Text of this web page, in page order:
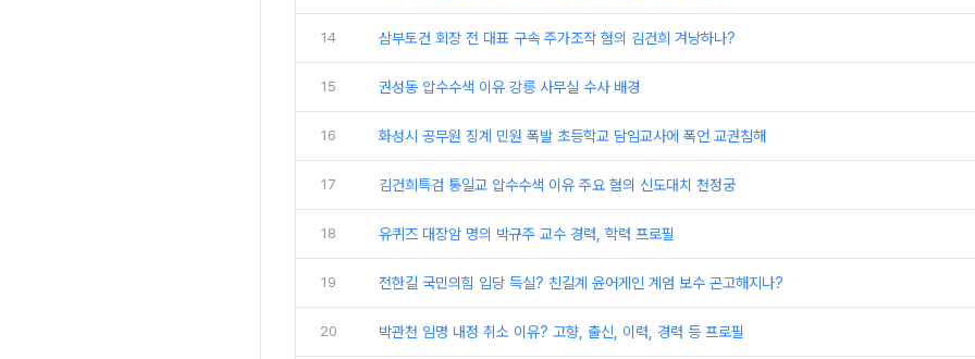
14 삼부토건 회장 전 대표 구속 주가조작 혐의 김건희 겨낭하나?
15 권성동 압수수색 이유 강릉 사무실 수사 배경
16 화성시 공무원 징계 민원 폭발 초등학교 담임교사에 폭언 교권침해
17 김건희특검 통일교 압수수색 이유 주요 혐의 신도대치 천정궁
18 유퀴즈 대장암 명의 박규주 교수 경력, 학력 프로필
19 전한길 국민의힘 입당 득실? 친길계 윤어게인 계엄 보수 곤고해지나?
20 박관천 임명 내정 취소 이유? 고향, 출신, 이력, 경력 등 프로필